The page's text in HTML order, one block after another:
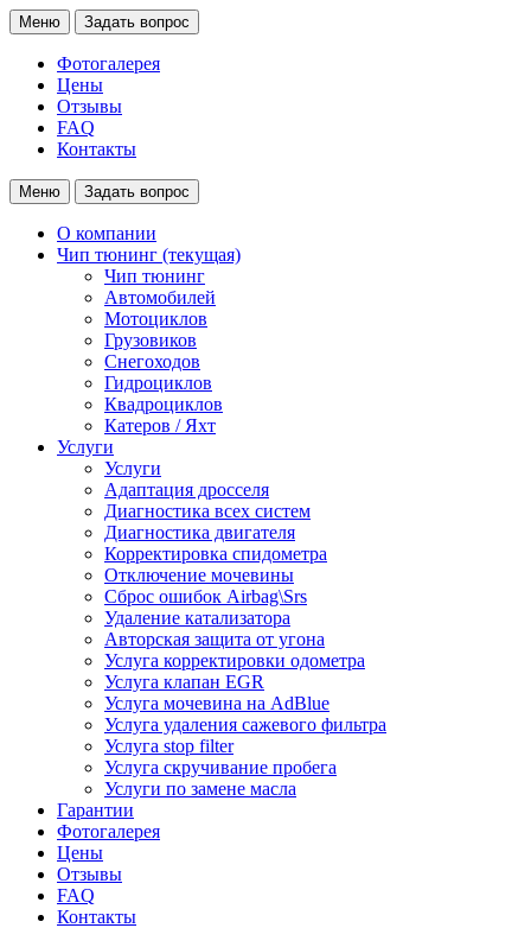
Меню Задать вопрос
Фотогалерея
Цены
Отзывы
FAQ
Контакты
Меню Задать вопрос
О компании
Чип тюнинг (текущая)
Чип тюнинг
Автомобилей
Мотоциклов
Грузовиков
Снегоходов
Гидроциклов
Квадроциклов
Катеров / Яхт
Услуги
Услуги
Адаптация дросселя
Диагностика всех систем
Диагностика двигателя
Корректировка спидометра
Отключение мочевины
Сброс ошибок Airbag\Srs
Удаление катализатора
Авторская защита от угона
Услуга корректировки одометра
Услуга клапан EGR
Услуга мочевина на AdBlue
Услуга удаления сажевого фильтра
Услуга stop filter
Услуга скручивание пробега
Услуги по замене масла
Гарантии
Фотогалерея
Цены
Отзывы
FAQ
Контакты